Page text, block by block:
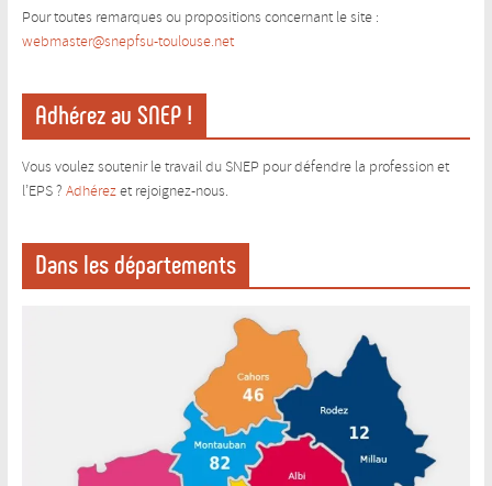
Pour toutes remarques ou propositions concernant le site :
webmaster@snepfsu-toulouse.net
Adhérez au SNEP !
Vous voulez soutenir le travail du SNEP pour défendre la profession et
l’EPS ? Adhérezet rejoignez-nous.
Dans les départements